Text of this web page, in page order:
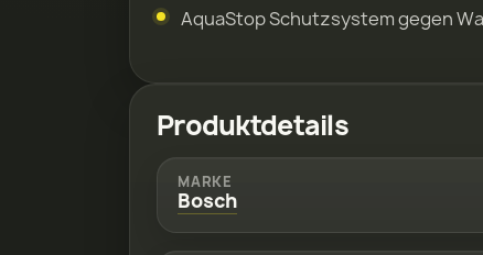
AquaStop Schutzsystem gegen
Produktdetails
MARKE
Bosch